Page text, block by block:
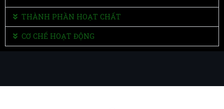
THÀNH PHẦN HOẠT CHẤT
CƠ CHẾ HOẠT ĐỘNG